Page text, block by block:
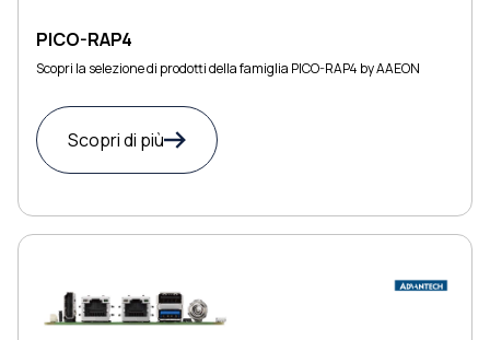
PICO-RAP4
Scopri la selezione di prodotti della famiglia PICO-RAP4 by AAEON
Scopri di più